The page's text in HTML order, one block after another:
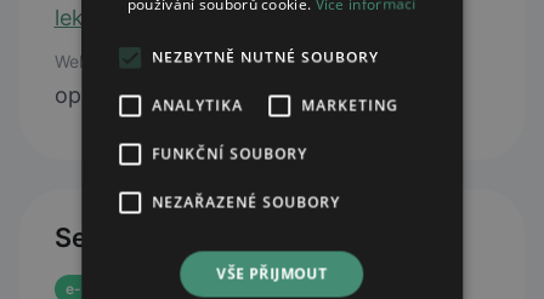
lekarnanerudova6@seznam.cz
Web
open webpage
Services
e-prescription reservation
NEZBYTNĚ NUTNÉ SOUBORY
ANALYTIKA MARKETING
FUNKČNÍ SOUBORY
NEZAŘAZENÉ SOUBORY
VŠE PŘIJMOUT